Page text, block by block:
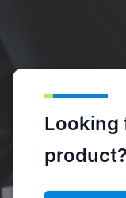
product?